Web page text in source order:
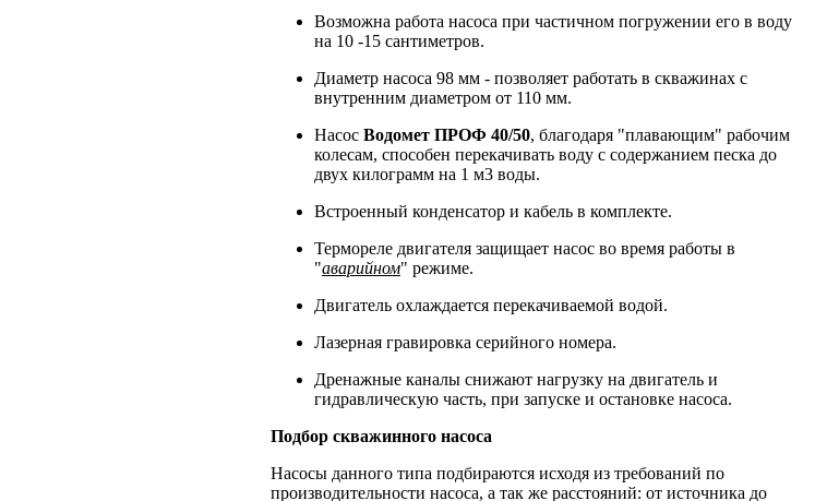
Возможна работа насоса при частичном погружении его в воду
на 10 -15 сантиметров.
Диаметр насоса 98 мм - позволяет работать в скважинах с
внутренним диаметром от 110 мм.
Насос Водомет ПРОФ 40/50, благодаря "плавающим" рабочим
колесам, способен перекачивать воду с содержанием песка до
двух килограмм на 1 м3 воды.
Встроенный конденсатор и кабель в комплекте.
Термореле двигателя защищает насос во время работы в
"аварийном" режиме.
Двигатель охлаждается перекачиваемой водой.
Лазерная гравировка серийного номера.
Дренажные каналы снижают нагрузку на двигатель и
гидравлическую часть, при запуске и остановке насоса.
Подбор скважинного насоса
Насосы данного типа подбираются исходя из требований по
производительности насоса, а так же расстояний: от источника до